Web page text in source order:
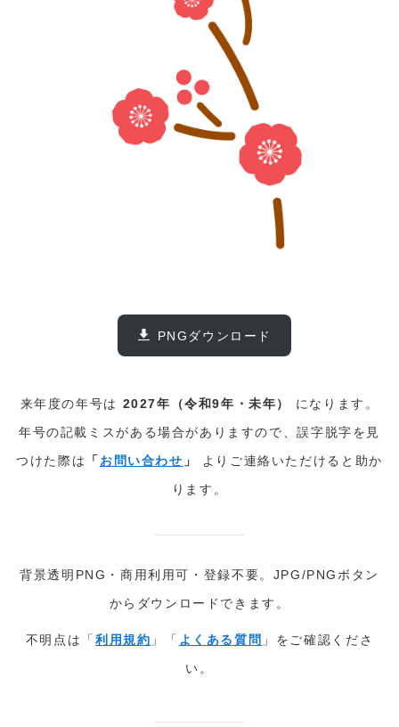
PNGダウンロード
来年度の年号は 2027年（令和9年・未年）
になります。
年号の記載ミスがある場合がありますので、誤字脱字を見
つけた際は
「 お問い合わせ 」
よりご連絡いただけると助か
ります。
背景透明PNG・商用利用可・登録不要。JPG/PNGボタン
からダウンロードできます。
不明点は「 利用規約 」「 よくある質問 」をご確認くださ
い。